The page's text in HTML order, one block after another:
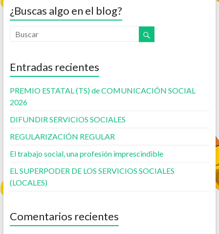
¿Buscas algo en el blog?
Entradas recientes
PREMIO ESTATAL (TS) de COMUNICACIÓN SOCIAL
2026
DIFUNDIR SERVICIOS SOCIALES
REGULARIZACIÓN REGULAR
El trabajo social, una profesión imprescindible
EL SUPERPODER DE LOS SERVICIOS SOCIALES
(LOCALES)
Comentarios recientes